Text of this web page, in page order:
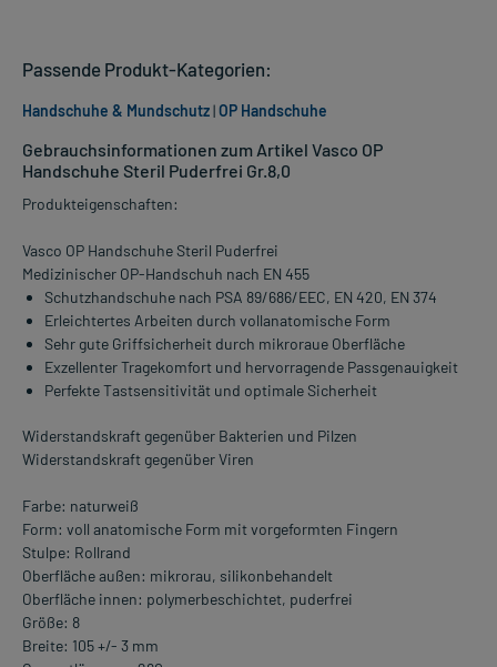
Gebrauchsinformationen zum Artikel Vasco OP
Handschuhe Steril Puderfrei Gr.8,0
Produkteigenschaften:
Vasco OP Handschuhe Steril Puderfrei
Medizinischer OP-Handschuh nach EN 455
Schutzhandschuhe nach PSA 89/686/EEC, EN 420, EN 374
Erleichtertes Arbeiten durch vollanatomische Form
Sehr gute Griffsicherheit durch mikroraue Oberfläche
Exzellenter Tragekomfort und hervorragende Passgenauigkeit
Perfekte Tastsensitivität und optimale Sicherheit
Widerstandskraft gegenüber Bakterien und Pilzen
Widerstandskraft gegenüber Viren
Farbe: naturweiß
Form: voll anatomische Form mit vorgeformten Fingern
Stulpe: Rollrand
Oberfläche außen: mikrorau, silikonbehandelt
Oberfläche innen: polymerbeschichtet, puderfrei
Größe: 8
Breite: 105 +/- 3 mm
Passende Produkt-Kategorien:
Handschuhe & Mundschutz|OP Handschuhe